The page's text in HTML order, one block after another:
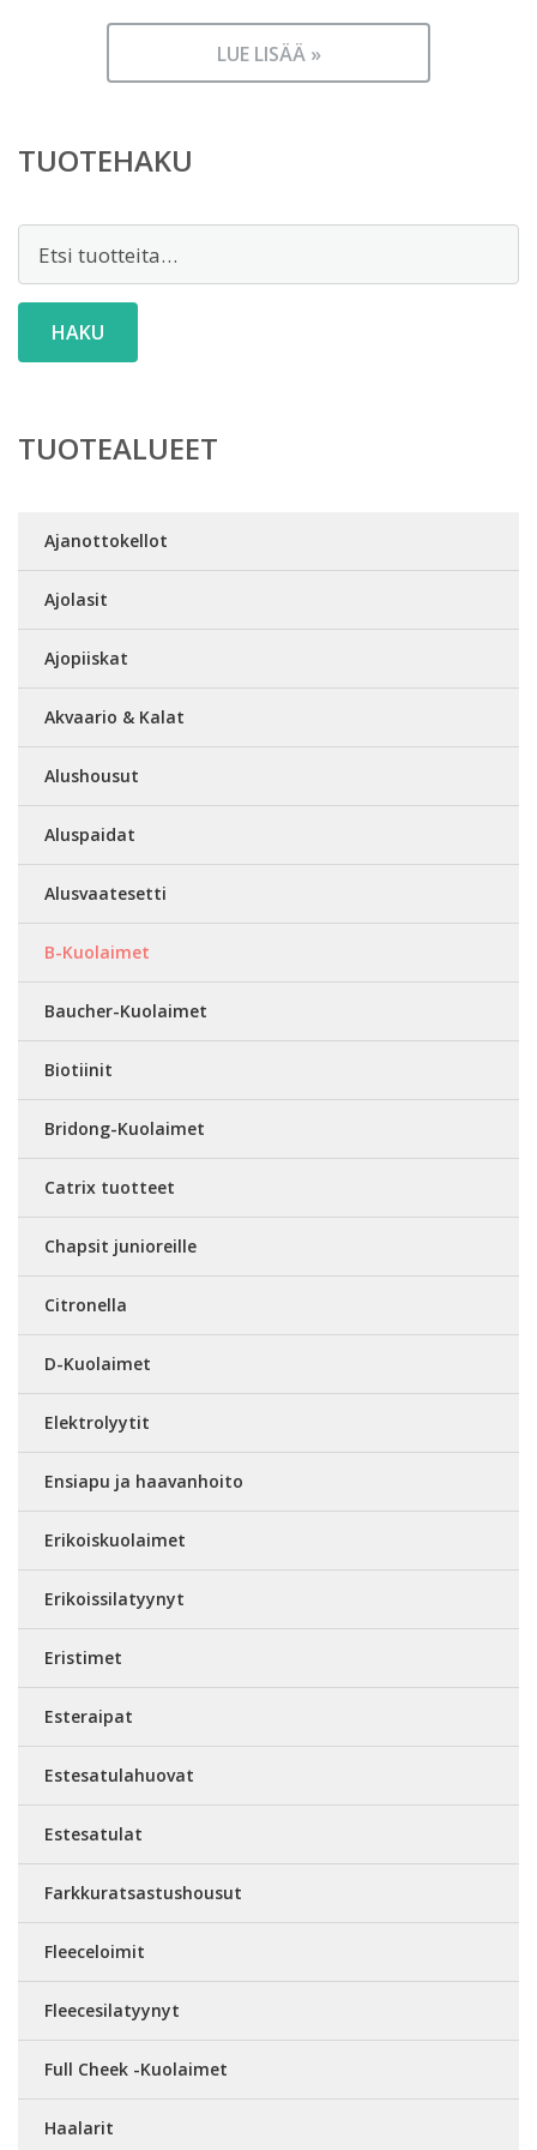
LUE LISÄÄ »
TUOTEHAKU
HAKU
TUOTEALUEET
Ajanottokellot
Ajolasit
Ajopiiskat
Akvaario & Kalat
Alushousut
Aluspaidat
Alusvaatesetti
B-Kuolaimet
Baucher-Kuolaimet
Biotiinit
Bridong-Kuolaimet
Catrix tuotteet
Chapsit junioreille
Citronella
D-Kuolaimet
Elektrolyytit
Ensiapu ja haavanhoito
Erikoiskuolaimet
Erikoissilatyynyt
Eristimet
Esteraipat
Estesatulahuovat
Estesatulat
Farkkuratsastushousut
Fleeceloimit
Fleecesilatyynyt
Full Cheek -Kuolaimet
Haalarit